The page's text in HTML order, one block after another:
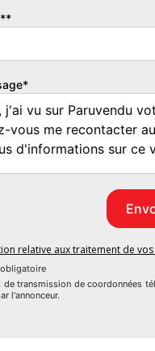
relative aux traitement de
transmission de coordonnées
l'annonceur.